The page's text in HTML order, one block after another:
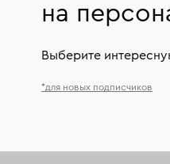
на
Выберите
*для новых подписчиков